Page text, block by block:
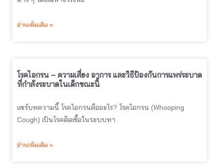
อ่านเพิ่มเติม »
โรคไอกรน – ความเสี่ยง อาการ และวิธีป้องกันการแพร่ระบาด
ที่กำลังระบาดในเด็กขณะนี้
แชร์บทความนี้ โรคไอกรนคืออะไร? โรคไอกรน (Whooping
Cough) เป็นโรคติดเชื้อในระบบทา
อ่านเพิ่มเติม »